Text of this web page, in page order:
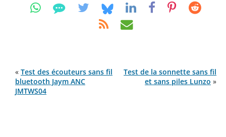
« Test des écouteurs sans fil
bluetooth Jaym ANC
JMTWS04
Test de la sonnette sans fil
et sans piles Lunzo »